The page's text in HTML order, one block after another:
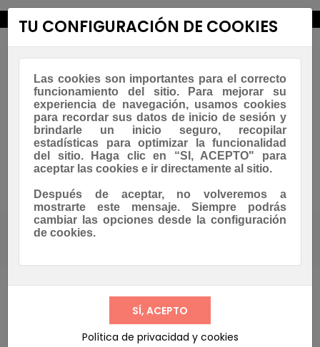
Navegación
de
palanca Asesoramiento Whatsapp
Tienda CREPS & GOFRES
TU CONFIGURACIÓN DE COOKIES
Las cookies son importantes para el correcto
funcionamiento del sitio. Para mejorar su
experiencia de navegación, usamos cookies
para recordar sus datos de inicio de sesión y
brindarle un inicio seguro, recopilar
estadísticas para optimizar la funcionalidad
del sitio. Haga clic en “SI, ACEPTO" para
aceptar las cookies e ir directamente al sitio.
Después de aceptar, no volveremos a
mostrarte este mensaje. Siempre podrás
cambiar las opciones desde la configuración
de cookies.
Política de privacidad y cookies